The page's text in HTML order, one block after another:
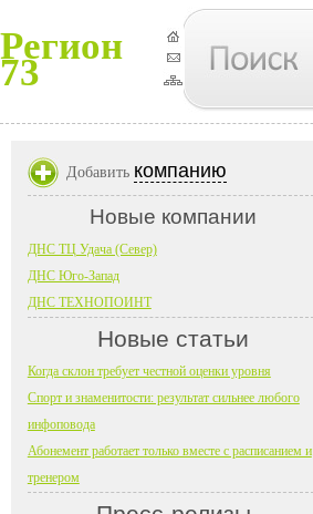
Регион
73
Добавить компанию
Новые компании
ДНС ТЦ Удача (Север)
ДНС Юго-Запад
ДНС ТЕХНОПОИНТ
Новые статьи
Когда склон требует честной оценки уровня
Спорт и знаменитости: результат сильнее любого
инфоповода
Абонемент работает только вместе с расписанием и
тренером